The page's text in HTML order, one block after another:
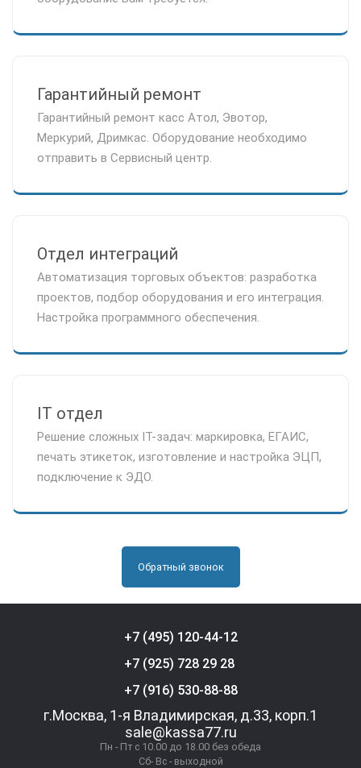
Гарантийный ремонт
Гарантийный ремонт касс Атол, Эвотор,
Меркурий, Дримкас. Оборудование необходимо
отправить в Сервисный центр.
Отдел интеграций
Автоматизация торговых объектов: разработка
проектов, подбор оборудования и его интеграция.
Настройка программного обеспечения.
IT отдел
Решение сложных IT-задач: маркировка, ЕГАИС,
печать этикеток, изготовление и настройка ЭЦП,
подключение к ЭДО.
Обратный звонок
+7 (495) 120-44-12
+7 (925) 728 29 28
+7 (916) 530-88-88
г.Москва, 1-я Владимирская, д.33, корп.1
sale@kassa77.ru
Пн - Пт с 10.00 до 18.00 без обеда
Сб- Вс - выходной